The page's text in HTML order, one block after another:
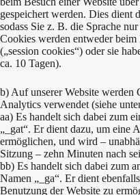
gespeichert werden. Dies dient
sodass Sie z. B. die Sprache
Cookies werden entweder
(„session cookies“) oder sie
ca. 10 Tagen).
b) Auf unserer Website
Analytics verwendet (siehe
aa) Es handelt sich dabei zum
„_gat“. Er dient dazu, um eine
ermöglichen, und wird –
Sitzung – zehn Minuten nach
bb) Es handelt sich dabei zum
Namen „_ga“. Er dient
Benutzung der Website zu